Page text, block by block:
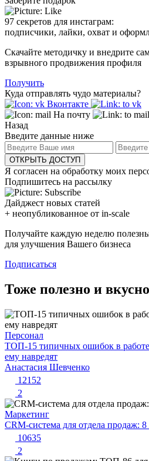
97 секретов для инстаграм:
подписчики, лайки, охват и
Скачайте методичку и внедрите
взрывного продвижения профиля
Получить
Куда отправлять чудо материалы?
Вконтакте
На почту
Назад
Введите данные ниже
ОТКРЫТЬ ДОСТУП
Я согласен на обработку моих
Подпишитесь на рассылку
Дайджест новых статей
+ неопубликованное от in-scale
Получайте каждую неделю
для улучшения Вашего бизнеса
Подписаться
Тоже полезно и вкусно
Персонал
ТОП-15 типичных ошибок в
ему навредят
Анастасия Шевченко
12152
2
Маркетинг
CRM-система для отдела продаж:
10635
2